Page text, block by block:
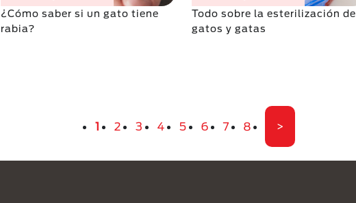
¿Cómo saber si un gato tiene
rabia?
Todo sobre la esterilización de
gatos y gatas
Página actual
1 Página
2 Página
3 Página
4 Página
5 Página
6 Página
7 Página
8 Última página
>